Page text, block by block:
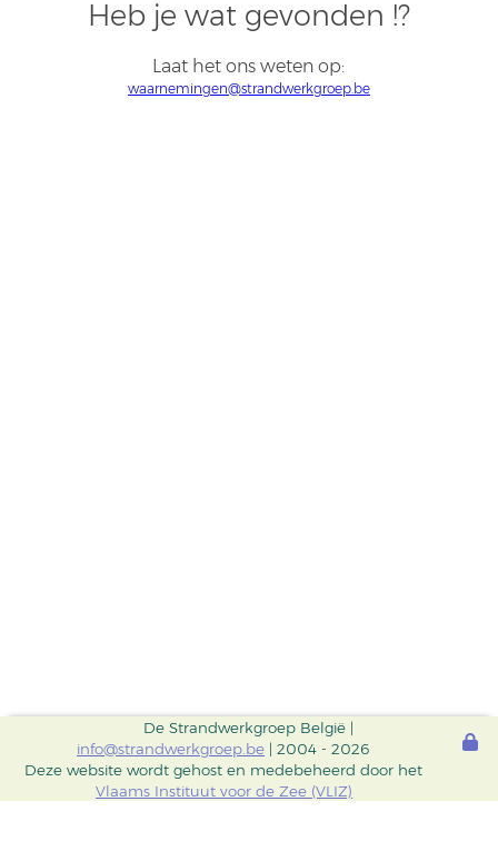
Heb je wat gevonden !?
Laat het ons weten op:
waarnemingen@strandwerkgroep.be
De Strandwerkgroep België |
info@strandwerkgroep.be | 2004 - 2026
Deze website wordt gehost en medebeheerd door het
Vlaams Instituut voor de Zee (VLIZ)